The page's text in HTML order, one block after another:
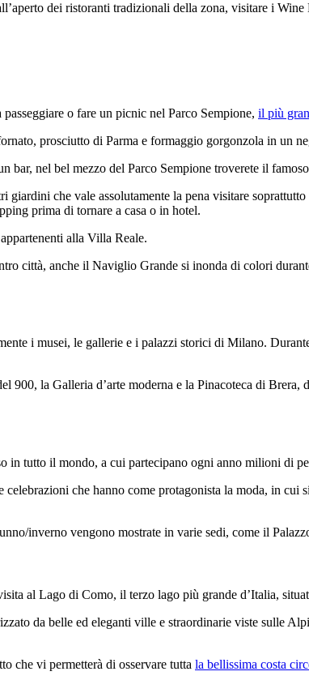
dei ristoranti tradizionali della zona, visitare i
o fare un picnic nel Parco Sempione, il più
prosciutto di Parma e formaggio gorgonzola in un
bar, nel bel mezzo del Parco Sempione troverete il
giardini che vale assolutamente la pena visitare
prima di tornare a casa o in hotel.
alla Villa Reale.
città, anche il Naviglio Grande si inonda di colori
i musei, le gallerie e i palazzi storici di Milano.
900, la Galleria d’arte moderna e la Pinacoteca di Brera,
in tutto il mondo, a cui partecipano ogni anno milioni di
che hanno come protagonista la moda, in
inverno vengono mostrate in varie sedi, come il
al Lago di Como, il terzo lago più grande d’Italia,
da belle ed eleganti ville e straordinarie viste sulle
che vi permetterà di osservare tutta la bellissima costa